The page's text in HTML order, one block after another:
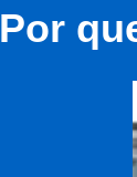
Por